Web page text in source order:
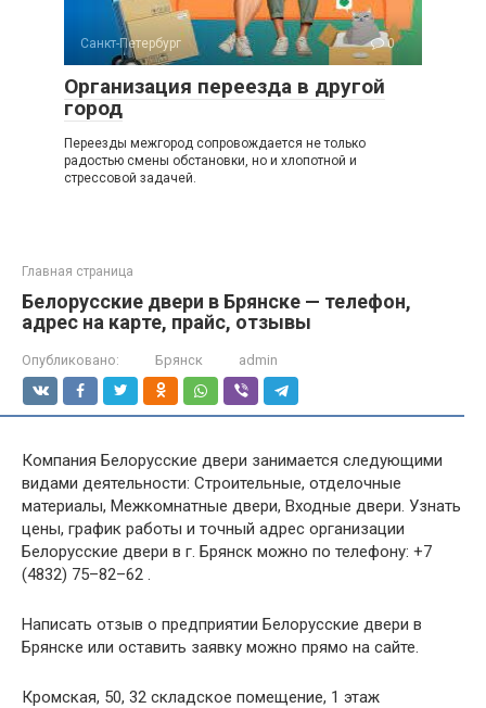
Санкт-Петербург 0
Организация переезда в другой
город
Переезды межгород сопровождается не только
радостью смены обстановки, но и хлопотной и
стрессовой задачей.
Главная страница
Белорусские двери в Брянске — телефон,
адрес на карте, прайс, отзывы
Опубликовано: Брянск admin
Компания Белорусские двери занимается следующими
видами деятельности: Строительные, отделочные
материалы, Межкомнатные двери, Входные двери. Узнать
цены, график работы и точный адрес организации
Белорусские двери в г. Брянск можно по телефону: +7
(4832) 75–82–62 .
Написать отзыв о предприятии Белорусские двери в
Брянске или оставить заявку можно прямо на сайте.
Кромская, 50, 32 складское помещение, 1 этаж